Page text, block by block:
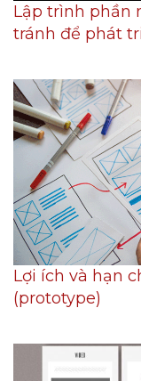
Lập trình phần
tránh để phát
Lợi ích và hạn
(prototype)